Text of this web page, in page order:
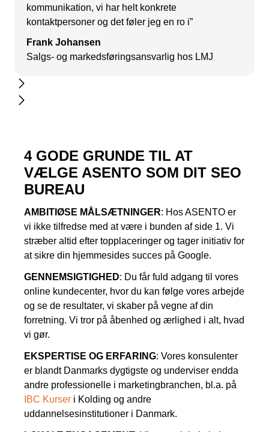
kommunikation, vi har helt konkrete
kontaktpersoner og det føler jeg en ro i”
Frank Johansen
Salgs- og markedsføringsansvarlig hos LMJ
4 GODE GRUNDE TIL AT
VÆLGE ASENTO SOM DIT SEO
BUREAU
AMBITIØSE MÅLSÆTNINGER: Hos ASENTO er
vi ikke tilfredse med at være i bunden af side 1. Vi
stræber altid efter topplaceringer og tager initiativ for
at sikre din hjemmesides succes på Google.
GENNEMSIGTIGHED: Du får fuld adgang til vores
online kundecenter, hvor du kan følge vores arbejde
og se de resultater, vi skaber på vegne af din
forretning. Vi tror på åbenhed og ærlighed i alt, hvad
vi gør.
EKSPERTISE OG ERFARING: Vores konsulenter
er blandt Danmarks dygtigste og underviser endda
andre professionelle i marketingbranchen, bl.a. på
IBC Kurser i Kolding og andre
uddannelsesinstitutioner i Danmark.